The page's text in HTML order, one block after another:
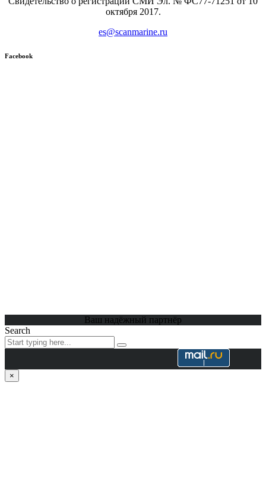
октября 2017.
es@scanmarine.ru
Facebook
Ваш надёжный партнёр
Search
×